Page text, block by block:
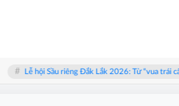
Lễ hội Sầu riêng Đắk Lắk 2026: Từ “vua trái cây”